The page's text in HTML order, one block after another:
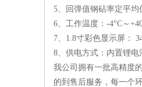
5、回弹值钢砧率定平均
6、工作温度：-4°C～
7、1.8寸彩色显示屏：
8、供电方式：内置锂
我公司拥有一批高精度
的到售后服务，每一个